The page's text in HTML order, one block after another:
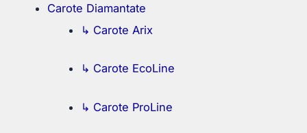
Carote Diamantate
↳ Carote Arix
↳ Carote EcoLine
↳ Carote ProLine